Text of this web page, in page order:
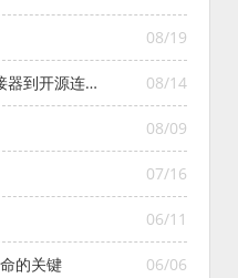
08/19
08/14
到开源连接
08/09
07/16
06/11
06/06
的关键